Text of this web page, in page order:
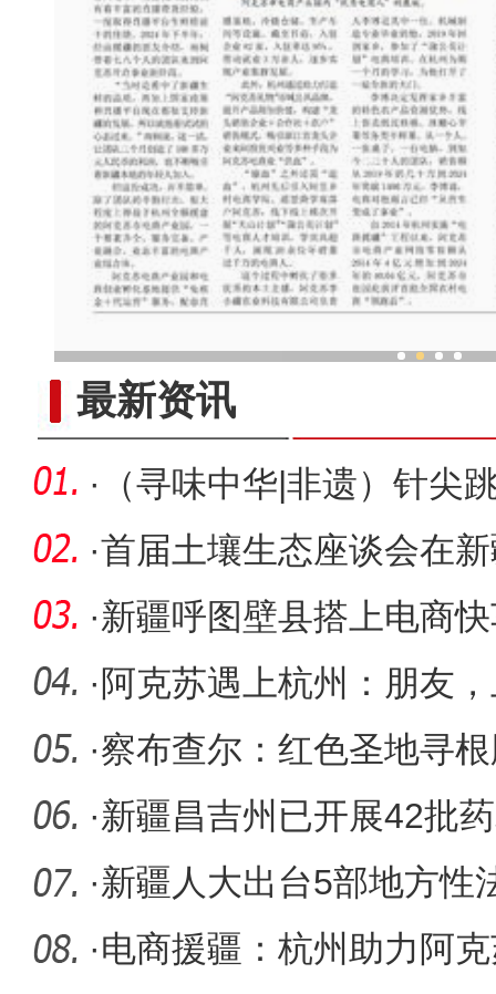
最新资讯
·
（寻味中华|非遗）针尖
世运
·首届土壤生态座谈会在
·新疆呼图壁县搭上电商
入上万
· 阿克苏遇上杭州：朋友
·察布查尔：红色圣地寻
·新疆昌吉州已开展42批
药费用支
·新疆人大出台5部地方性
·电商援疆：杭州助力阿